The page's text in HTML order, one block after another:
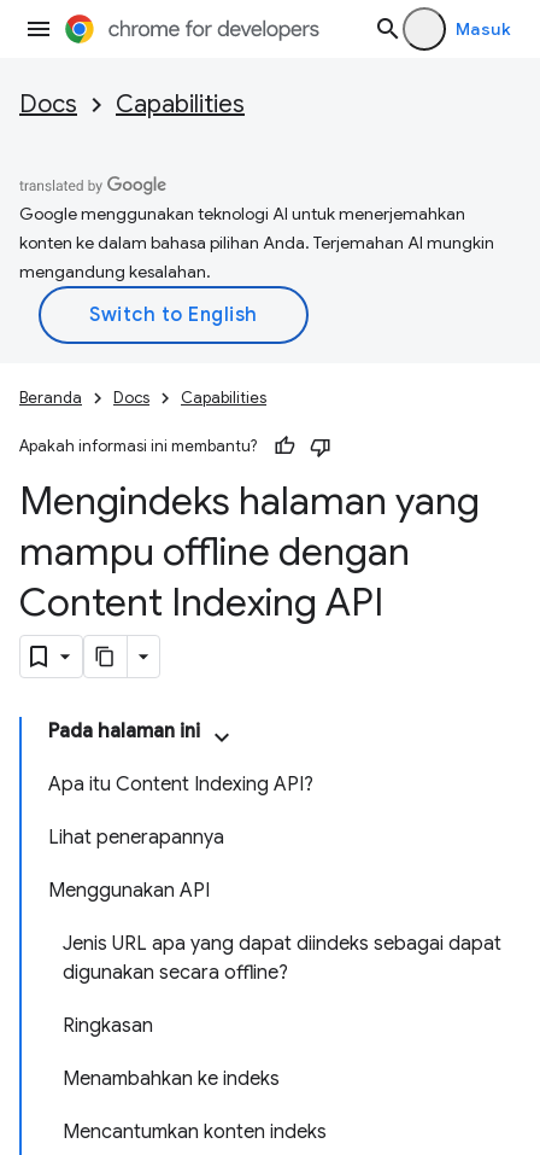
Masuk
Docs Capabilities
Google menggunakan teknologi AI untuk menerjemahkan
konten ke dalam bahasa pilihan Anda. Terjemahan AI mungkin
mengandung kesalahan.
Beranda Docs Capabilities
Apakah informasi ini membantu?
Mengindeks halaman yang
mampu offline dengan
Content Indexing API
Pada halaman ini
Apa itu Content Indexing API?
Lihat penerapannya
Menggunakan API
Jenis URL apa yang dapat diindeks sebagai dapat
digunakan secara offline?
Ringkasan
Menambahkan ke indeks
Mencantumkan konten indeks